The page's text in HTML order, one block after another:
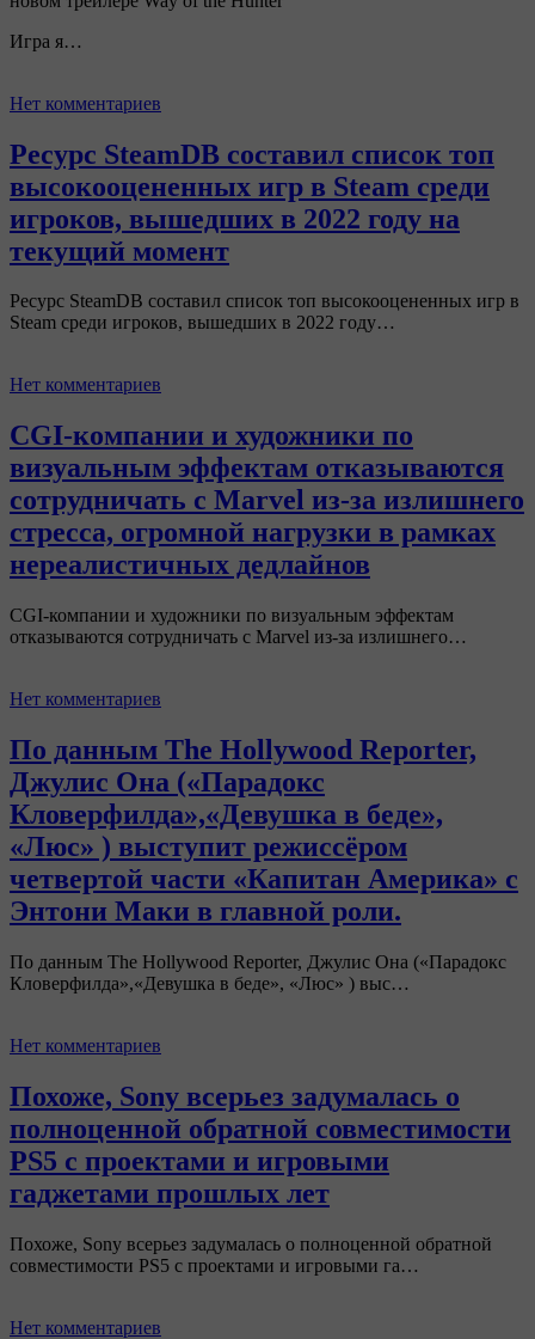
Игра я…
Нет комментариев
Ресурс SteamDB составил список топ
высокооцененных игр в Steam среди
игроков, вышедших в 2022 году на
текущий момент
Ресурс SteamDB составил список топ высокооцененных игр в
Steam среди игроков, вышедших в 2022 году…
Нет комментариев
CGI-компании и художники по
визуальным эффектам отказываются
сотрудничать с Marvel из-за излишнего
стресса, огромной нагрузки в рамках
нереалистичных дедлайнов
CGI-компании и художники по визуальным эффектам
отказываются сотрудничать с Marvel из-за излишнего…
Нет комментариев
По данным The Hollywood Reporter,
Джулис Она («Парадокс
Кловерфилда»,«Девушка в беде»,
«Люс» ) выступит режиссёром
четвертой части «Капитан Америка» с
Энтони Маки в главной роли.
По данным The Hollywood Reporter, Джулис Она («Парадокс
Кловерфилда»,«Девушка в беде», «Люс» ) выс…
Нет комментариев
Похоже, Sony всерьез задумалась о
полноценной обратной совместимости
PS5 с проектами и игровыми
гаджетами прошлых лет
Похоже, Sony всерьез задумалась о полноценной обратной
совместимости PS5 с проектами и игровыми га…
Нет комментариев